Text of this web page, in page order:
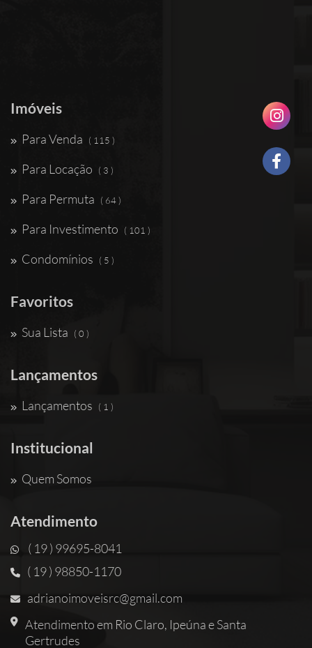
Imóveis
Para Venda ( 115 )
Para Locação ( 3 )
Para Permuta ( 64 )
Para Investimento ( 101 )
Condomínios ( 5 )
Favoritos
Sua Lista ( 0 )
Lançamentos
Lançamentos ( 1 )
Institucional
Quem Somos
Atendimento
( 19 ) 99695-8041
( 19 ) 98850-1170
adrianoimoveisrc@gmail.com
Atendimento em Rio Claro, Ipeúna e Santa
Gertrudes